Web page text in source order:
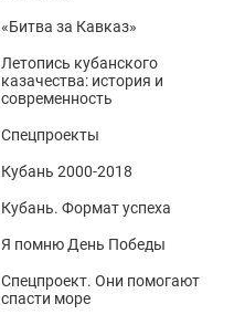
«Битва за Кавказ»
Летопись кубанского
казачества: история и
современность
Спецпроекты
Кубань 2000-2018
Кубань. Формат успеха
Я помню День Победы
Спецпроект. Они помогают
спасти море